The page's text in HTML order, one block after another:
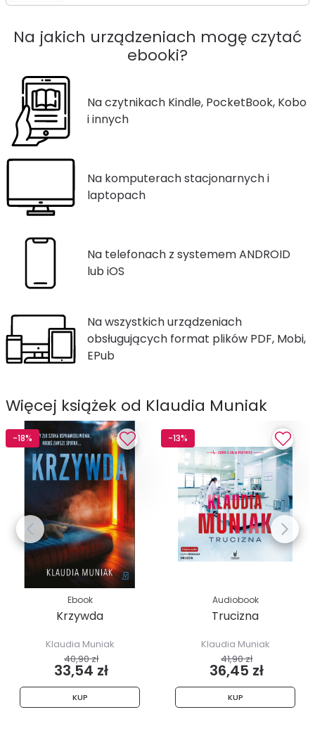
Na jakich urządzeniach mogę czytać
ebooki?
Na czytnikach Kindle, PocketBook, Kobo
i innych
Na komputerach stacjonarnych i
laptopach
Na telefonach z systemem ANDROID
lub iOS
Na wszystkich urządzeniach
obsługujących format plików PDF, Mobi,
EPub
Więcej książek od Klaudia Muniak
-18%
Ebook
Krzywda
Klaudia Muniak
40,90 zł
33,54 zł
KUP
-13%
Audiobook
Trucizna
Klaudia Muniak
41,90 zł
36,45 zł
KUP